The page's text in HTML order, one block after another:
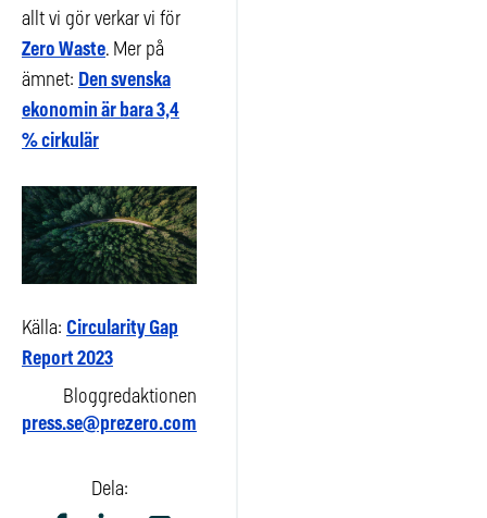
allt vi gör verkar vi för
Zero Waste. Mer på
ämnet: Den svenska
ekonomin är bara 3,4
% cirkulär
Källa: Circularity Gap
Report 2023
Bloggredaktionen
press.se@prezero.com
Dela: